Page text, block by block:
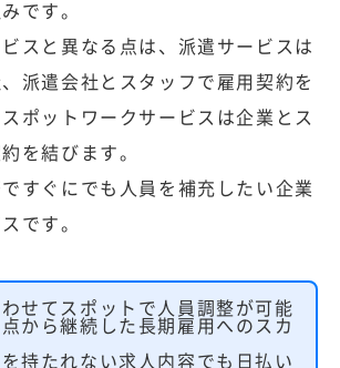
です。
スと異なる点は、派遣サービスは
派遣会社とスタッフで雇用契約を
ポットワークサービスは企業とス
を結びます。
すぐにでも人員を補充したい企業
です。
わせてスポットで人員調整が可能
点から継続した長期雇用へのスカ
を持たれない求人内容でも日払い